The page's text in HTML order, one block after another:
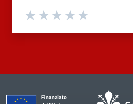
Valuta 4 stelle su
Valuta 3 stelle su 5
Valuta 2 stelle su 5
Valuta 1 stelle su 5